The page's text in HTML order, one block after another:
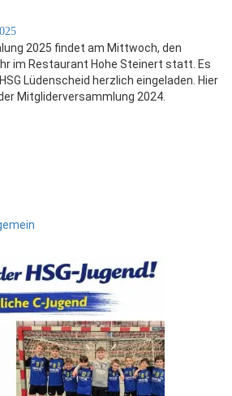
2025 findet am Mittwoch, den
im Restaurant Hohe Steinert statt. Es
Lüdenscheid herzlich eingeladen. Hier
Mitgliderversammlung 2024.